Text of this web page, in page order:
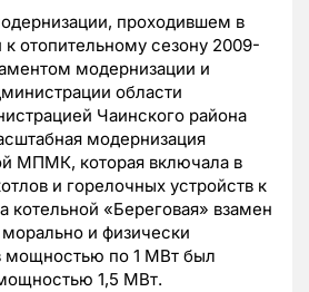
проходившем в
к отопительному сезону 2009-
модернизации и
области
Чаинского района
модернизация
МПМК, которая включала в
и горелочных устройств к
котельной «Береговая» взамен
и физически
мощностью по 1 МВт был
1,5 МВт.